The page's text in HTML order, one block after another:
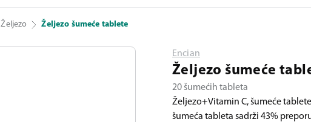
Željezo Željezo šumeće tablete
Encian
Željezo šumeće
20 šumećih tableta
Željezo+Vitamin C, šumeće
šumeća tableta sadrži 43%